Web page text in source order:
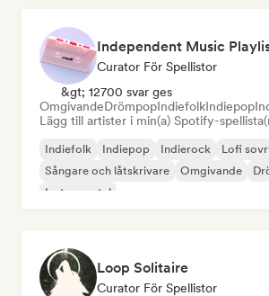
Independent Music
Curator För Spellistor
&gt; 12700 svar ges
OmgivandeDrömpopIndiefolkIndiepop
Lägg till artister i min(a) Spotify-
Indiefolk Indiepop Indierock
Lofi
Sångare och låtskrivare
Omgivande
Instrumental
Loop Solitaire
Curator För Spellistor